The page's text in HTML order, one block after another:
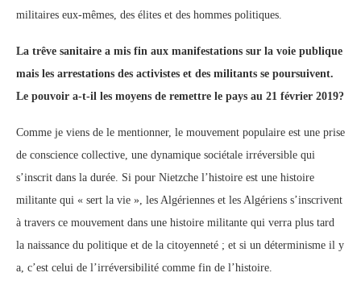
militaires eux-mêmes, des élites et des hommes politiques.
La trêve sanitaire a mis fin aux manifestations sur la voie publique
mais les arrestations des activistes et des militants se poursuivent.
Le pouvoir a-t-il les moyens de remettre le pays au 21 février 2019?
Comme je viens de le mentionner, le mouvement populaire est une prise
de conscience collective, une dynamique sociétale irréversible qui
s’inscrit dans la durée. Si pour Nietzche l’histoire est une histoire
militante qui « sert la vie », les Algériennes et les Algériens s’inscrivent
à travers ce mouvement dans une histoire militante qui verra plus tard
la naissance du politique et de la citoyenneté ; et si un déterminisme il y
a, c’est celui de l’irréversibilité comme fin de l’histoire.